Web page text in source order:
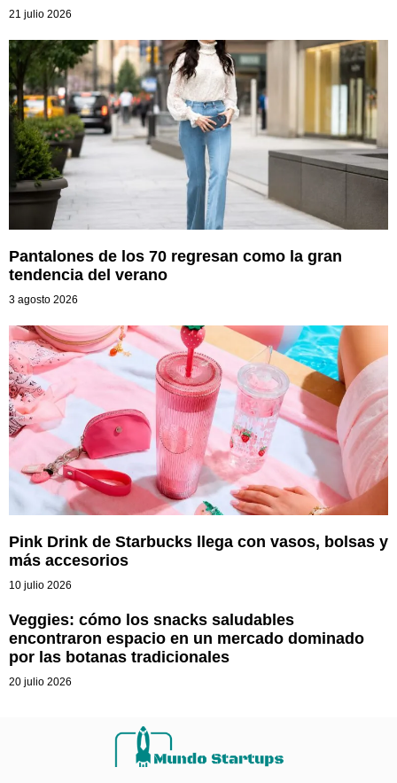
21 julio 2026
Pantalones de los 70 regresan como la gran
tendencia del verano
3 agosto 2026
Pink Drink de Starbucks llega con vasos, bolsas y
más accesorios
10 julio 2026
Veggies: cómo los snacks saludables
encontraron espacio en un mercado dominado
por las botanas tradicionales
20 julio 2026